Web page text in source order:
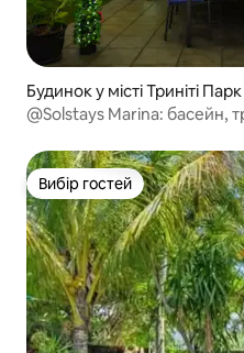
Будинок у місті Триніті Парк
@Solstays Marina: басейн,
Вибір гостей
Вибір гостей